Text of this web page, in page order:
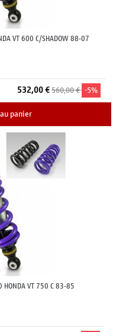
VT 600 C/SHADOW 88-07
532,00 €560,00 € -5%
panier
HONDA VT 750 C 83-85